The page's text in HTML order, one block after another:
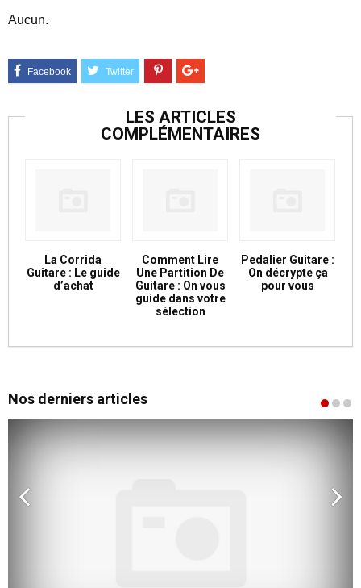
Aucun.
LES ARTICLES
COMPLÉMENTAIRES
La Corrida
Guitare : Le guide
d’achat
Comment Lire
Une Partition De
Guitare : On vous
guide dans votre
sélection
Pedalier Guitare :
On décrypte ça
pour vous
Nos derniers articles